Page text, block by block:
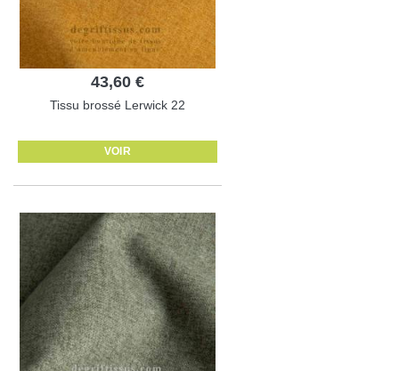
43,60 €
Tissu brossé Lerwick 22
VOIR